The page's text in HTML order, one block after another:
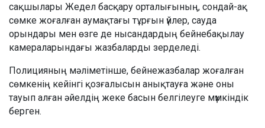
сақшылары Жедел басқару орталығының, сондай-ақ
сөмке жоғалған аумақтағы тұрғын үйлер, сауда
орындары мен өзге де нысандардың бейнебақылау
камераларындағы жазбаларды зерделеді.
Полицияның мәліметінше, бейнежазбалар жоғалған
сөмкенің кейінгі қозғалысын анықтауға және оны
тауып алған әйелдің жеке басын белгілеуге мүмкіндік
берген.